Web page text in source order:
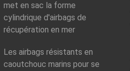
met en sac la forme
cylindrique d'airbags de
récupération en mer
Les airbags résistants en
caoutchouc marins pour se